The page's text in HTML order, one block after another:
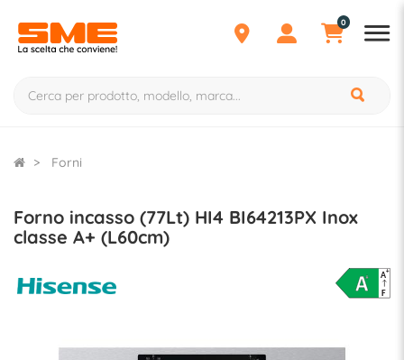
0
Forni
Forno incasso (77Lt) HI4 BI64213PX Inox
classe A+ (L60cm)